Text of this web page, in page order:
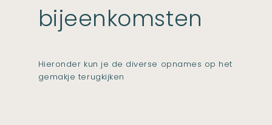
bijeenkomsten
Hieronder kun je de diverse opnames op het
gemakje terugkijken